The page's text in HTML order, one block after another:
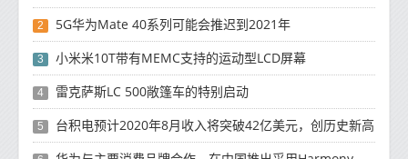
2 5G华为Mate 40系列可能会推迟到2021年
3 小米米10T带有MEMC支持的运动型LCD屏幕
4 雷克萨斯LC 500敞篷车的特别启动
5 台积电预计2020年8月收入将突破42亿美元，创历史新高